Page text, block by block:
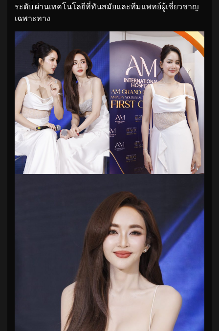
ระดับ ผ่านเทคโนโลยีที่ทันสมัยและทีมแพทย์ผู้เชี่ยวชาญ
เฉพาะทาง